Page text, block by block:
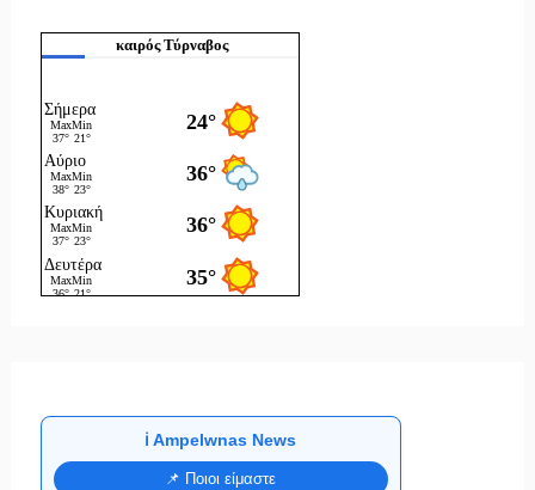
καιρός Τύρναβος
ℹ️ Ampelwnas News
📌 Ποιοι είμαστε